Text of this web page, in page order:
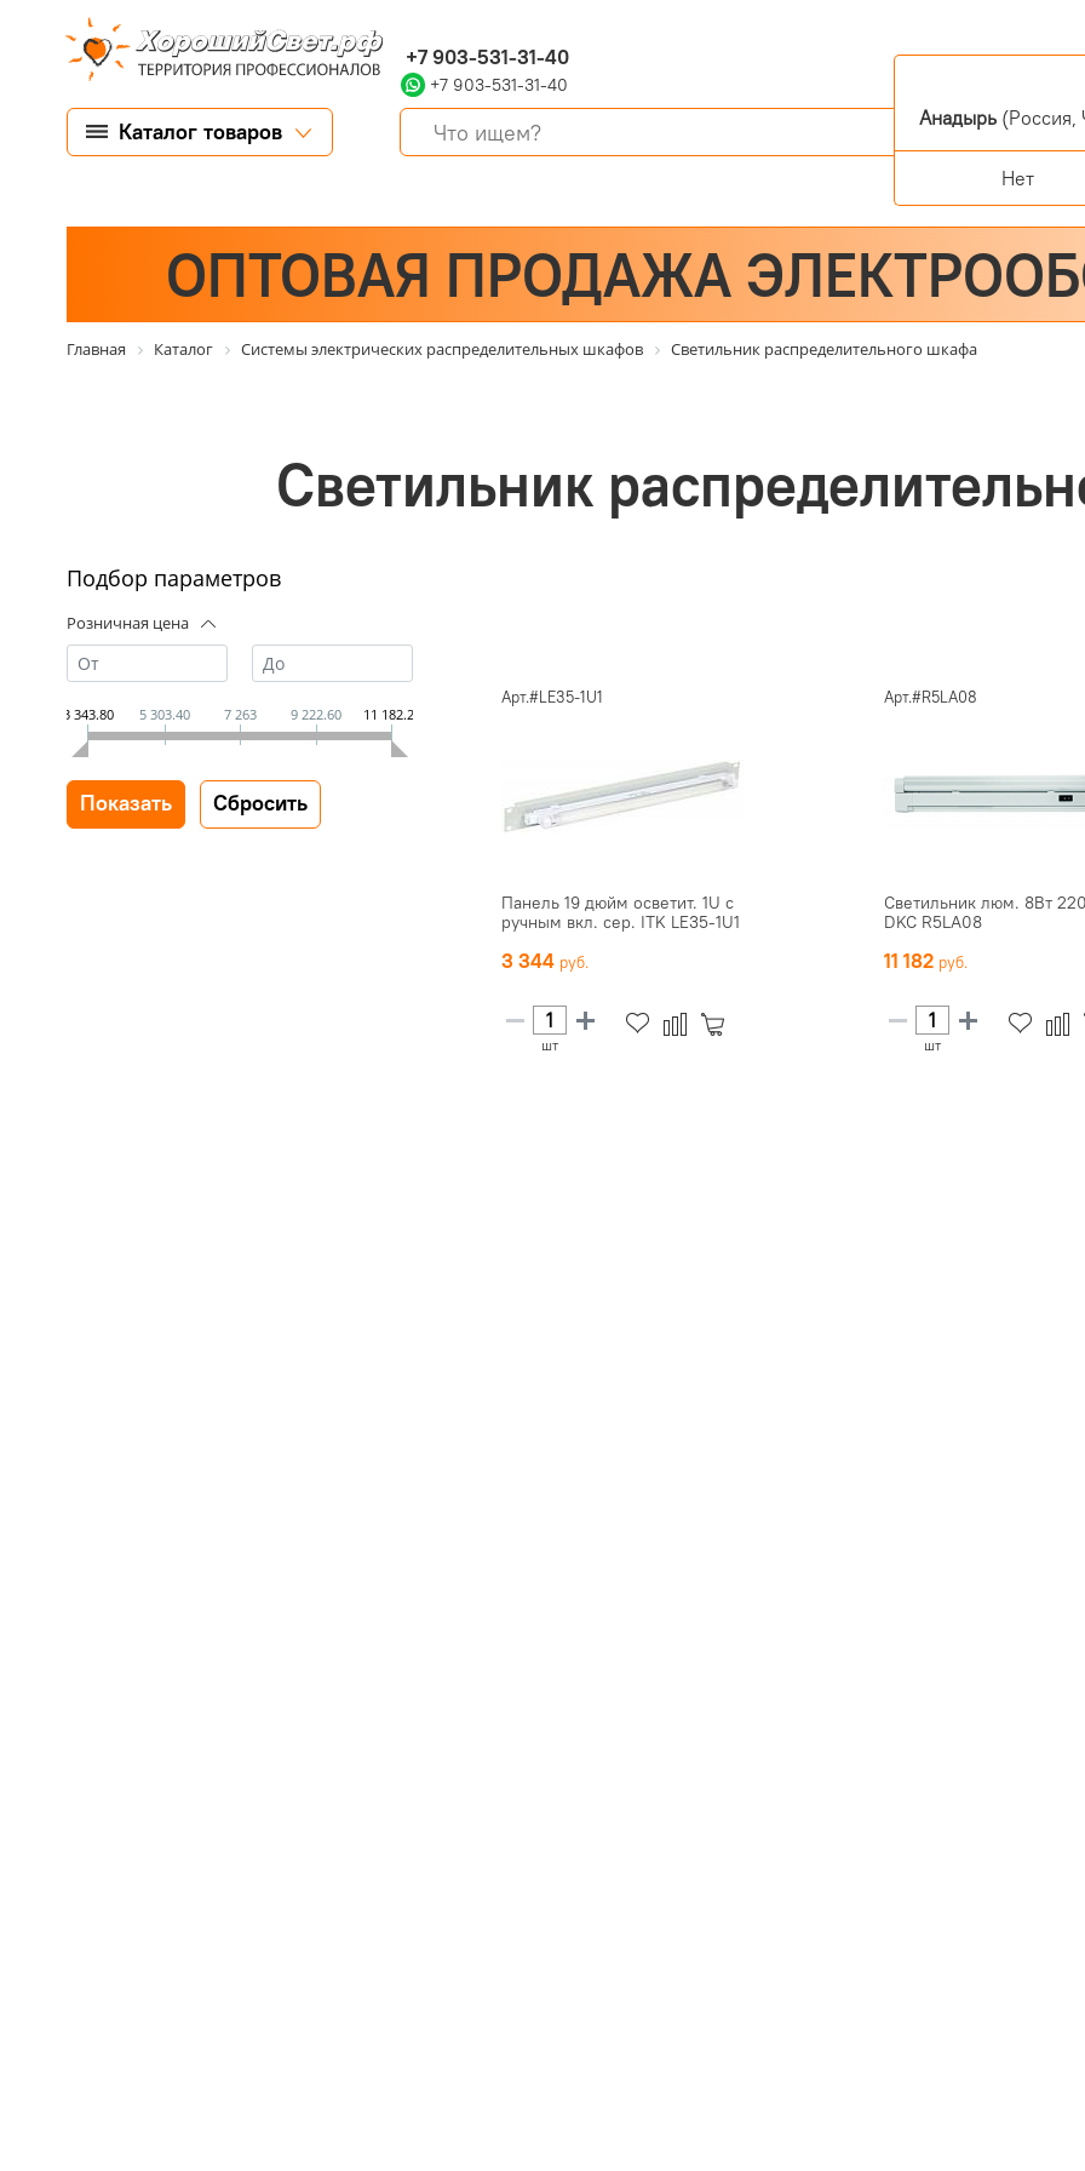
+7 903-531-31-40
+7 903-531-31-40
Каталог товаров
ОПТОВАЯ ПРОДАЖА
Главная Каталог Системы электрических распределительных шкафов Светильник распределительного шкафа
Светильник
Подбор параметров
Розничная цена
3 343.80 5 303.40 7 263 9 222.60 11 182.20
Арт.#LE35-1U1
Панель 19 дюйм осветит. 1U с
ручным вкл. сер. ITK LE35-1U1
3 344
шт
Арт.#R5LA08
Светильник люм. 8Вт
DKC R5LA08
11 182
шт
Анадырь (Россия,
Нет